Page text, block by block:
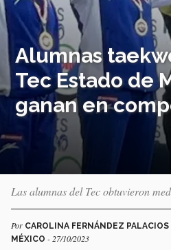
Alumnas
Tec Estado de
ganan en
Las alumnas del Tec obtuvieron
Por CAROLINA FERNÁNDEZ
MÉXICO - 27/10/2023